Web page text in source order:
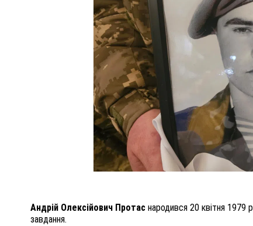
Андрій Олексійович Протас народився 20 квітня 1979
завдання.